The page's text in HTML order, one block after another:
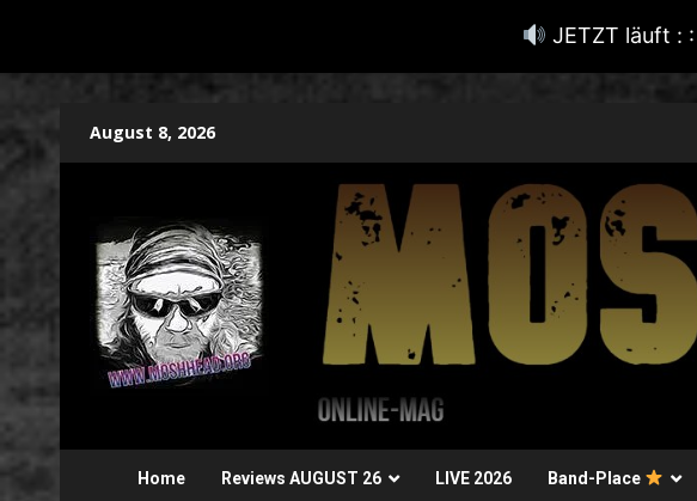
JETZT läuft : :
InhaltAugust 8, 2026
Home Reviews AUGUST 26 LIVE 2026 Band-Place